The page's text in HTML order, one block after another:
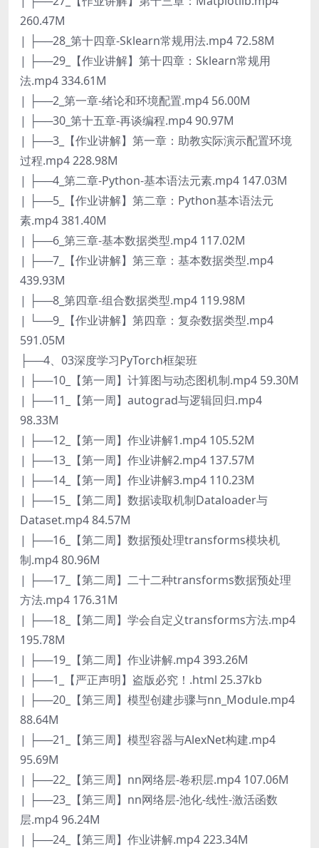
260.47M
| ├──28_第十四章-Sklearn常规用法.mp4 72.58M
| ├──29_【作业讲解】第十四章：Sklearn常规用
法.mp4 334.61M
| ├──2_第一章-绪论和环境配置.mp4 56.00M
| ├──30_第十五章-再谈编程.mp4 90.97M
| ├──3_【作业讲解】第一章：助教实际演示配置环境
过程.mp4 228.98M
| ├──4_第二章-Python-基本语法元素.mp4 147.03M
| ├──5_【作业讲解】第二章：Python基本语法元
素.mp4 381.40M
| ├──6_第三章-基本数据类型.mp4 117.02M
| ├──7_【作业讲解】第三章：基本数据类型.mp4
439.93M
| ├──8_第四章-组合数据类型.mp4 119.98M
| └──9_【作业讲解】第四章：复杂数据类型.mp4
591.05M
├──4、03深度学习PyTorch框架班
| ├──10_【第一周】计算图与动态图机制.mp4 59.30M
| ├──11_【第一周】autograd与逻辑回归.mp4
98.33M
| ├──12_【第一周】作业讲解1.mp4 105.52M
| ├──13_【第一周】作业讲解2.mp4 137.57M
| ├──14_【第一周】作业讲解3.mp4 110.23M
| ├──15_【第二周】数据读取机制Dataloader与
Dataset.mp4 84.57M
| ├──16_【第二周】数据预处理transforms模块机
制.mp4 80.96M
| ├──17_【第二周】二十二种transforms数据预处理
方法.mp4 176.31M
| ├──18_【第二周】学会自定义transforms方法.mp4
195.78M
| ├──19_【第二周】作业讲解.mp4 393.26M
| ├──1_【严正声明】盗版必究！.html 25.37kb
| ├──20_【第三周】模型创建步骤与nn_Module.mp4
88.64M
| ├──21_【第三周】模型容器与AlexNet构建.mp4
95.69M
| ├──22_【第三周】nn网络层-卷积层.mp4 107.06M
| ├──23_【第三周】nn网络层-池化-线性-激活函数
层.mp4 96.24M
| ├──24_【第三周】作业讲解.mp4 223.34M